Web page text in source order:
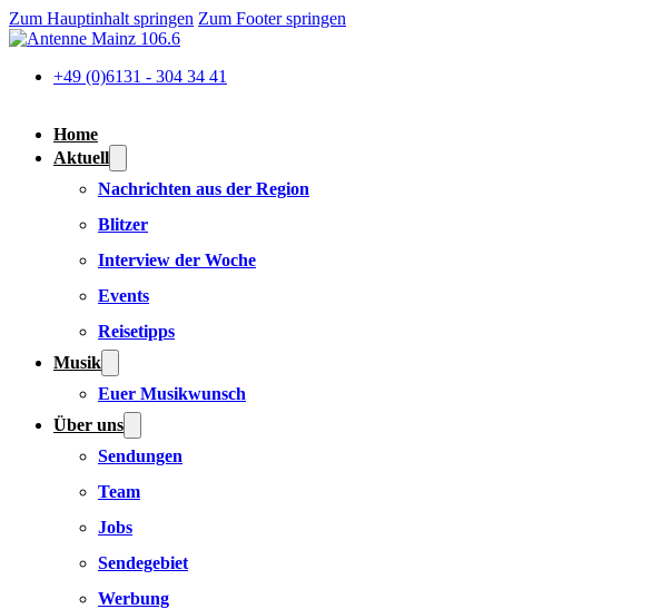
Zum Hauptinhalt springen Zum Footer springen
+49 (0)6131 - 304 34 41
Home
Aktuell
Nachrichten aus der Region
Blitzer
Interview der Woche
Events
Reisetipps
Musik
Euer Musikwunsch
Über uns
Sendungen
Team
Jobs
Sendegebiet
Werbung